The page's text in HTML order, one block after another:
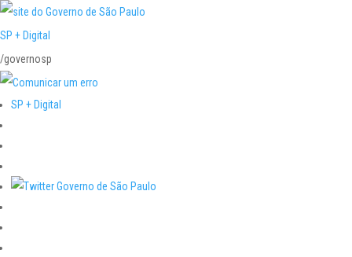
SP + Digital
/governosp
SP + Digital